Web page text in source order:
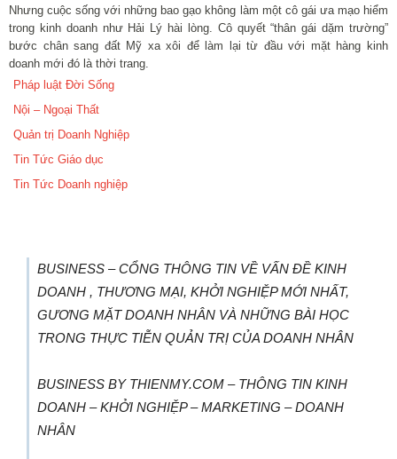
Nhưng cuộc sống với những bao gạo không làm một cô gái ưa mạo hiểm
trong kinh doanh như Hải Lý hài lòng. Cô quyết “thân gái dặm trường”
bước chân sang đất Mỹ xa xôi để làm lại từ đầu với mặt hàng kinh
doanh mới đó là thời trang.
Pháp luật Đời Sống
Nội – Ngoại Thất
Quản trị Doanh Nghiệp
Tin Tức Giáo dục
Tin Tức Doanh nghiệp
BUSINESS – CỔNG THÔNG TIN VỀ VẤN ĐỀ KINH
DOANH , THƯƠNG MẠI, KHỞI NGHIỆP MỚI NHẤT,
GƯƠNG MẶT DOANH NHÂN VÀ NHỮNG BÀI HỌC
TRONG THỰC TIỄN QUẢN TRỊ CỦA DOANH NHÂN
BUSINESS BY THIENMY.COM – THÔNG TIN KINH
DOANH – KHỞI NGHIỆP – MARKETING – DOANH
NHÂN